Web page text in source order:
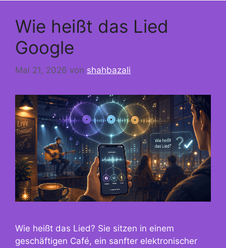
Wie heißt das Lied
Google
Mai 21, 2026 von shahbazali
Wie heißt das Lied? Sie sitzen in einem
geschäftigen Café, ein sanfter elektronischer